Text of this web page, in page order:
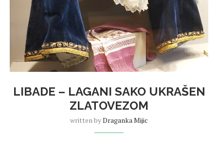
LIBADE – LAGANI SAKO UKRAŠEN
ZLATOVEZOM
written byDraganka Mijic